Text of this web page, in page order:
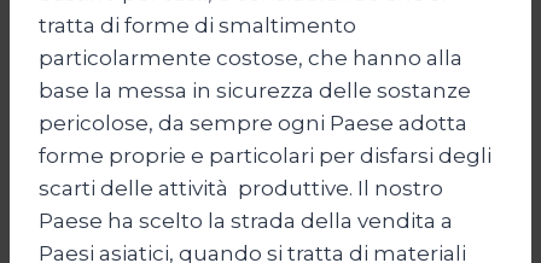
tratta di forme di smaltimento
particolarmente costose, che hanno alla
base la messa in sicurezza delle sostanze
pericolose, da sempre ogni Paese adotta
forme proprie e particolari per disfarsi degli
scarti delle attività produttive. Il nostro
Paese ha scelto la strada della vendita a
Paesi asiatici, quando si tratta di materiali